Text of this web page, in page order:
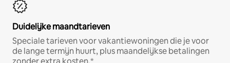
Duidelijke maandtarieven
Speciale tarieven voor vakantiewoningen die je voor
de lange termijn huurt, plus maandelijkse betalingen